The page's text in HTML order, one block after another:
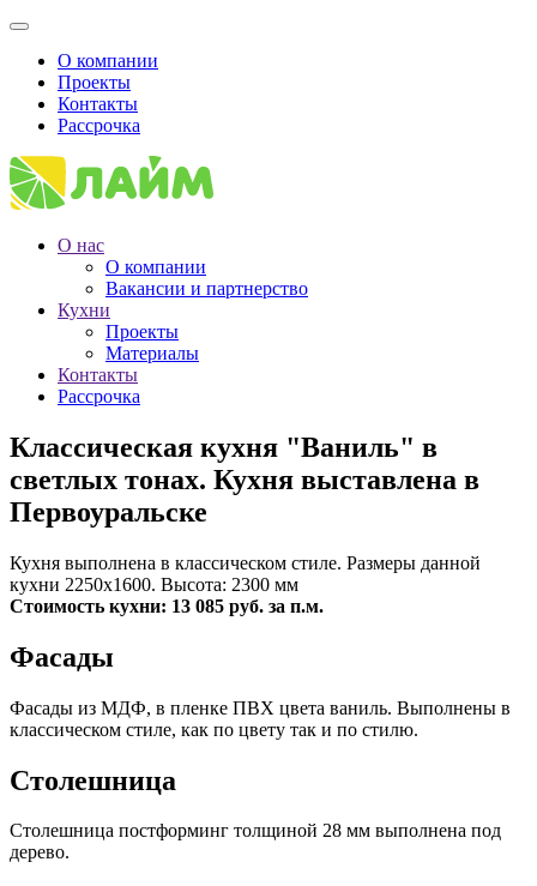
О компании
Проекты
Контакты
Рассрочка
О нас
О компании
Вакансии и партнерство
Кухни
Проекты
Материалы
Контакты
Рассрочка
Классическая кухня "Ваниль" в
светлых тонах. Кухня выставлена в
Первоуральске
Кухня выполнена в классическом стиле. Размеры данной
кухни 2250х1600. Высота: 2300 мм
Стоимость кухни: 13 085 руб. за п.м.
Фасады
Фасады из МДФ, в пленке ПВХ цвета ваниль. Выполнены в
классическом стиле, как по цвету так и по стилю.
Столешница
Столешница постформинг толщиной 28 мм выполнена под
дерево.